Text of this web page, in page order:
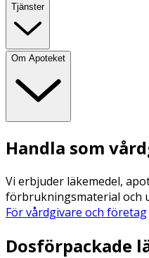
Tjänster
Om Apoteket
Handla som
Vi erbjuder läkemedel,
förbrukningsmaterial och
För vårdgivare och företag
Dosförpackade